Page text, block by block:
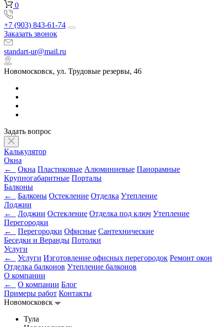
0
+7 (903) 843-61-74
Заказать звонок
standart-ur@mail.ru
Новомосковск, ул. Трудовые резервы, 46
Задать вопрос
Калькулятор
Окна
←
Окна Пластиковые Алюминиевые Панорамные
Крупногабаритные Порталы
Балконы
←
Балконы Остекление Отделка Утепление
Лоджии
←
Лоджии Остекление Отделка под ключ Утепление
Перегородки
←
Перегородки Офисные Сантехнические
Беседки и Веранды Потолки
Услуги
←
Услуги Изготовление офисных перегородок Ремонт окон
Отделка балконов Утепление балконов
О компании
←
О компании Блог
Примеры работ Контакты
Новомосковск
Тула